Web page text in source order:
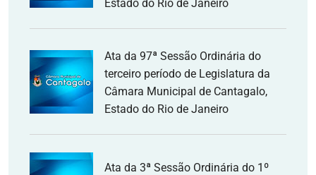
Estado do Rio de Janeiro
Ata da 97ª Sessão Ordinária do
terceiro período de Legislatura da
Câmara Municipal de Cantagalo,
Estado do Rio de Janeiro
Ata da 3ª Sessão Ordinária do 1º